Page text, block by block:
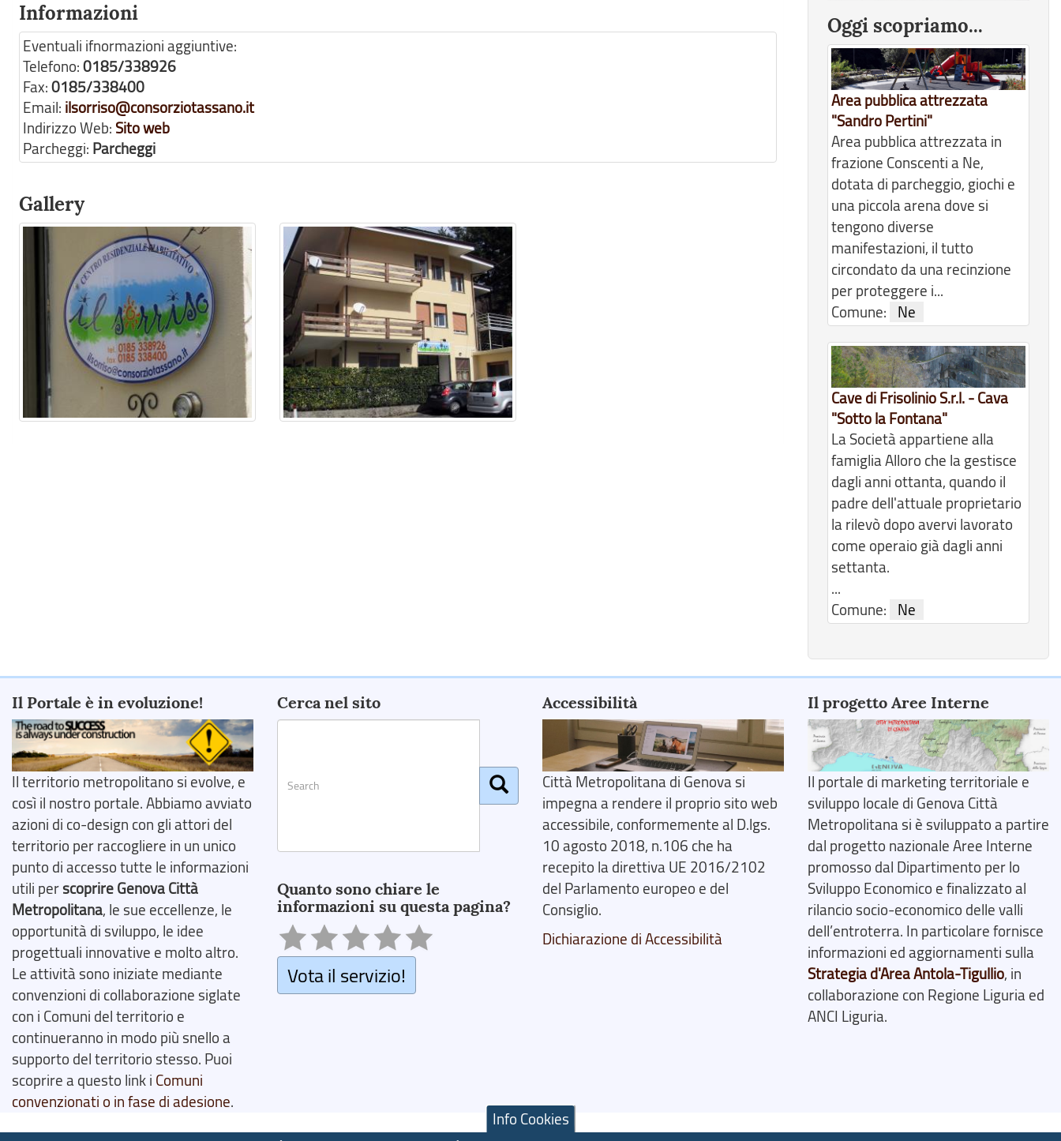
Informazioni
Eventuali ifnormazioni aggiuntive:
Telefono:0185/338926
Fax:0185/338400
Email: ilsorriso@consorziotassano.it
Indirizzo Web: Sito web
Parcheggi: Parcheggi
Gallery
Oggi scopriamo...
Area pubblica attrezzata
"Sandro Pertini"
Area pubblica attrezzata in
frazione Conscenti a Ne,
dotata di parcheggio, giochi e
una piccola arena dove si
tengono diverse
manifestazioni, il tutto
circondato da una recinzione
per proteggere i...
Comune:
Ne
Cave di Frisolinio S.r.l. - Cava
"Sotto la Fontana"
La Società appartiene alla
famiglia Alloro che la gestisce
dagli anni ottanta, quando il
padre dell'attuale proprietario
la rilevò dopo avervi lavorato
come operaio già dagli anni
settanta.
...
Comune:
Ne
Il Portale è in evoluzione!
Il territorio metropolitano si evolve, e
così il nostro portale. Abbiamo avviato
azioni di co-design con gli attori del
territorio per raccogliere in un unico
punto di accesso tutte le informazioni
utili perscoprire Genova Città
Metropolitana, le sue eccellenze, le
opportunità di sviluppo, le idee
progettuali innovative e molto altro.
Le attività sono iniziate mediante
convenzioni di collaborazione siglate
con i Comuni del territorio e
continueranno in modo più snello a
supporto del territorio stesso. Puoi
scoprire a questo link i Comuni
convenzionati o in fase di adesione.
Cerca nel sito
Quanto sono chiare le
informazioni su questa pagina?
Vota il servizio!
Accessibilità
Città Metropolitana di Genova si
impegna a rendere il proprio sito web
accessibile, conformemente al D.lgs.
10 agosto 2018, n.106 che ha
recepito la direttiva UE 2016/2102
del Parlamento europeo e del
Consiglio.
Dichiarazione di Accessibilità
Il progetto Aree Interne
Il portale di marketing territoriale e
sviluppo locale di Genova Città
Metropolitana si è sviluppato a partire
dal progetto nazionale Aree Interne
promosso dal Dipartimento per lo
Sviluppo Economico e finalizzato al
rilancio socio-economico delle valli
dell’entroterra. In particolare fornisce
informazioni ed aggiornamenti sulla
Strategia d'Area Antola-Tigullio, in
collaborazione con Regione Liguria ed
ANCI Liguria.
Info Cookies